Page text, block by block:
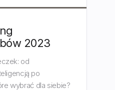
2023
od
po
wybrać dla siebie?